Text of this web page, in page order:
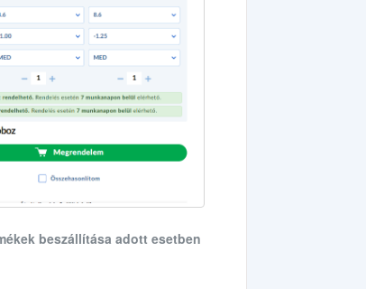
beszállítása adott esetben